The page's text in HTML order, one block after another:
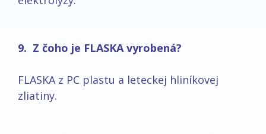
9. Z čoho je FLASKA vyrobená?
FLASKA z PC plastu a leteckej hliníkovej
zliatiny.